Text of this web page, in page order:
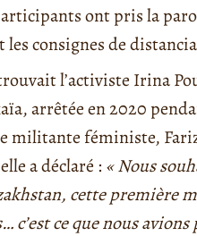
ont pris la
consignes de
l’activiste Irina
arrêtée en 2020
militante féministe,
a déclaré : « Nous
cette première
c’est ce que nous